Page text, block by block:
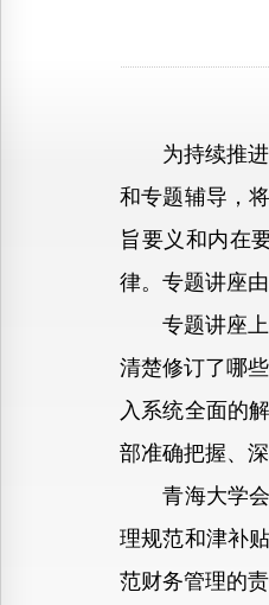
为持续推进
和专题辅导，
旨要义和内在
律。专题讲座
专题讲座上
清楚修订了哪
入系统全面的
部准确把握、
青海大学会
理规范和津补
范财务管理的